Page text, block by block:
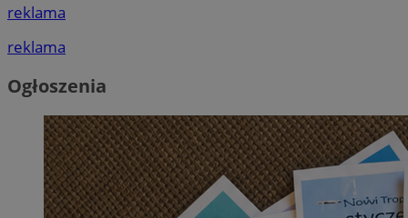
reklama
reklama
Ogłoszenia